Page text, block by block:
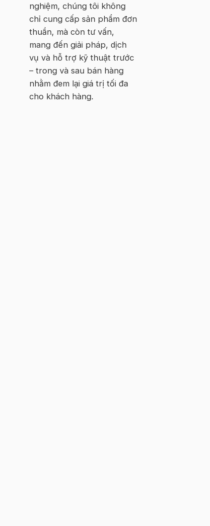
nghiệm, chúng tôi không
chỉ cung cấp sản phẩm đơn
thuần, mà còn tư vấn,
mang đến giải pháp, dịch
vụ và hỗ trợ kỹ thuật trước
– trong và sau bán hàng
nhằm đem lại giá trị tối đa
cho khách hàng.